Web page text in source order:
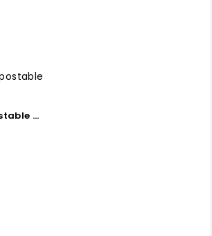
Estuche Compostable Chico